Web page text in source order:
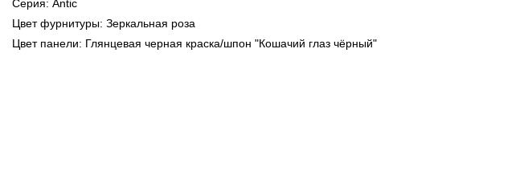
Серия: Antic
Цвет фурнитуры: Зеркальная роза
Цвет панели: Глянцевая черная краска/шпон "Кошачий глаз чёрный"